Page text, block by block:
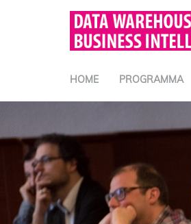
HOME PROGRAMMA